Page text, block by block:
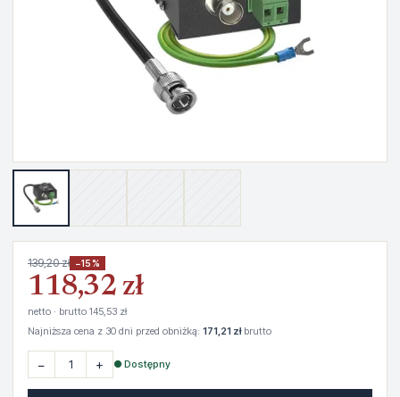
139,20 zł −15%
118,32 zł
netto · brutto 145,53 zł
Najniższa cena z 30 dni przed obniżką: 171,21 złbrutto
− + ● Dostępny